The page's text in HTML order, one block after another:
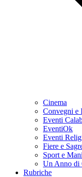
Cinema
Convegni e
Eventi
EventiOk
Eventi
Fiere e
Sport e
Un Anno di
Rubriche